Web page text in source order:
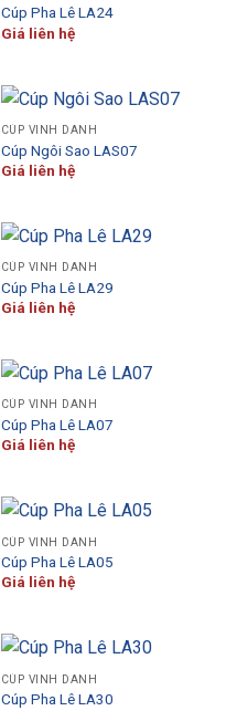
Cúp Pha Lê LA24
Giá liên hệ
CÚP VINH DANH
Cúp Ngôi Sao LAS07
Giá liên hệ
CÚP VINH DANH
Cúp Pha Lê LA29
Giá liên hệ
CÚP VINH DANH
Cúp Pha Lê LA07
Giá liên hệ
CÚP VINH DANH
Cúp Pha Lê LA05
Giá liên hệ
CÚP VINH DANH
Cúp Pha Lê LA30